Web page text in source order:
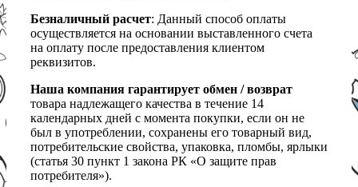
Безналичный расчет: Данный способ оплаты
осуществляется на основании выставленного счета
на оплату после предоставления клиентом
реквизитов.
Наша компания гарантирует обмен / возврат
товара надлежащего качества в течение 14
календарных дней с момента покупки, если он не
был в употреблении, сохранены его товарный вид,
потребительские свойства, упаковка, пломбы, ярлыки
(статья 30 пункт 1 закона РК «О защите прав
потребителя»).